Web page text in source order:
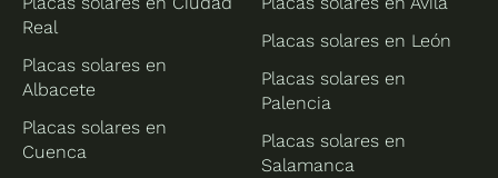
Real
Placas solares en
Albacete
Placas solares en
Cuenca
Placas solares en León
Placas solares en
Palencia
Placas solares en
Salamanca